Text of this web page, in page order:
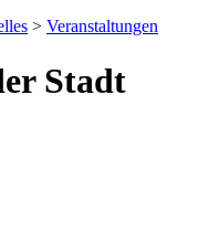
> Veranstaltungen
Stadt